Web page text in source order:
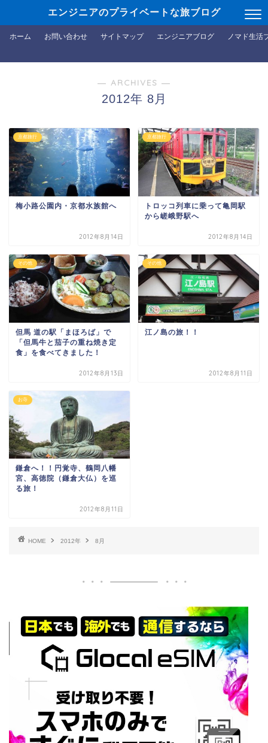
エンジニアのプライベートな旅ブログ
ホーム お問い合わせ サイトマップ エンジニアブログ ノマド生活
― ARCHIVES ―
2012年 8月
京都旅行
梅小路公園内・京都水族館へ
2012年8月14日
京都旅行
トロッコ列車に乗って亀岡駅
から嵯峨野駅へ
2012年8月14日
その他
但馬 道の駅「まほろば」で
「但馬牛と茄子の重ね焼き定
食」を食べてきました！
2012年8月13日
その他
江ノ島の旅！！
2012年8月11日
お寺
鎌倉へ！！円覚寺、鶴岡八幡
宮、高徳院（鎌倉大仏）を巡
る旅！
2012年8月11日
HOME 2012年 8月